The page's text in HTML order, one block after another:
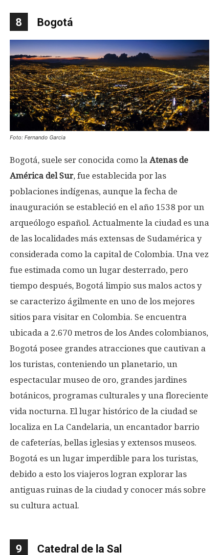
8 Bogotá
Foto: Fernando Garcia
Bogotá, suele ser conocida como la Atenas de
América del Sur, fue establecida por las
poblaciones indígenas, aunque la fecha de
inauguración se estableció en el año 1538 por un
arqueólogo español. Actualmente la ciudad es una
de las localidades más extensas de Sudamérica y
considerada como la capital de Colombia. Una vez
fue estimada como un lugar desterrado, pero
tiempo después, Bogotá limpio sus malos actos y
se caracterizo ágilmente en uno de los mejores
sitios para visitar en Colombia. Se encuentra
ubicada a 2.670 metros de los Andes colombianos,
Bogotá posee grandes atracciones que cautivan a
los turistas, conteniendo un planetario, un
espectacular museo de oro, grandes jardines
botánicos, programas culturales y una floreciente
vida nocturna. El lugar histórico de la ciudad se
localiza en La Candelaria, un encantador barrio
de cafeterías, bellas iglesias y extensos museos.
Bogotá es un lugar imperdible para los turistas,
debido a esto los viajeros logran explorar las
antiguas ruinas de la ciudad y conocer más sobre
su cultura actual.
9 Catedral de la Sal